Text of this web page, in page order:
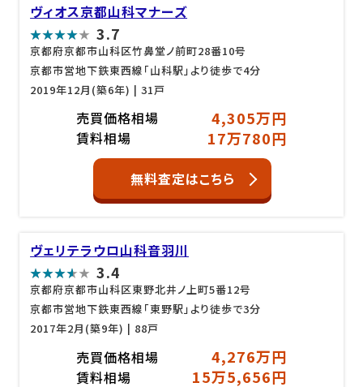
ヴィオス京都山科マナーズ
3.7
京都府京都市山科区竹鼻堂ノ前町28番10号
京都市営地下鉄東西線「山科駅」より徒歩で4分
2019年12月(築6年) | 31戸
売買価格相場 4,305万円
賃料相場 17万780円
無料査定はこちら
ヴェリテラウロ山科音羽川
3.4
京都府京都市山科区東野北井ノ上町5番12号
京都市営地下鉄東西線「東野駅」より徒歩で3分
2017年2月(築9年) | 88戸
売買価格相場 4,276万円
賃料相場 15万5,656円